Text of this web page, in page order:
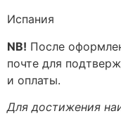
Испания
NB! После
почте для
и оплаты.
Для достижения